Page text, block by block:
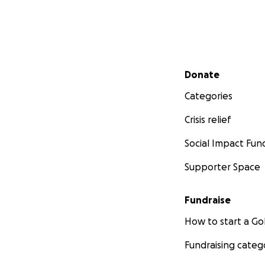
Secondary menu
Donate
Categories
Crisis relief
Social Impact
Supporter Space
Fundraise
How to start a
Fundraising